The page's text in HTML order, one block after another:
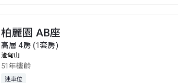
柏麗園 AB座
高層 4房 (1套房)
渣甸山
51年樓齡
連車位